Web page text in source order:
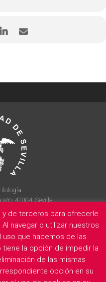
n, 41004, Sevilla
90
Politica de privacidad Cookies
y de terceros para ofrecerle
navegar o utilizar nuestros
que hacemos de las
la opción de impedir la
de las mismas
opción en su